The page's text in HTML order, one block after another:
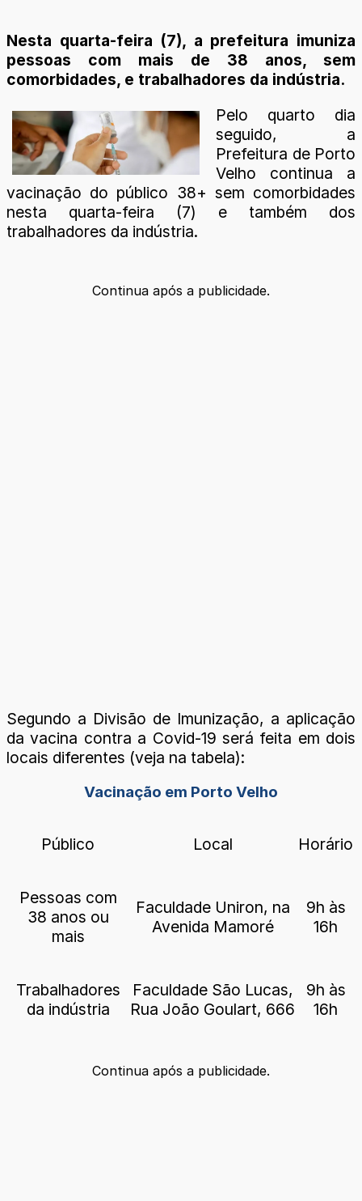
Nesta quarta-feira (7), a prefeitura imuniza
pessoas com mais de 38 anos, sem
comorbidades, e trabalhadores da indústria.
Pelo quarto dia
seguido, a
Prefeitura de Porto
Velho continua a
vacinação do público 38+ sem comorbidades
nesta quarta-feira (7) e também dos
trabalhadores da indústria.
Continua após a publicidade.
Segundo a Divisão de Imunização, a aplicação
da vacina contra a Covid-19 será feita em dois
locais diferentes (veja na tabela):
Vacinação em Porto Velho
Público Local Horário
Pessoas com
38 anos ou
mais
Faculdade Uniron, na
Avenida Mamoré
9h às
16h
Trabalhadores
da indústria
Faculdade São Lucas,
Rua João Goulart, 666
9h às
16h
Continua após a publicidade.